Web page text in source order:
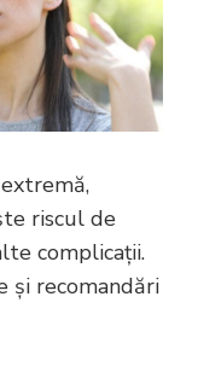
riscul de
complicații.
și recomandări